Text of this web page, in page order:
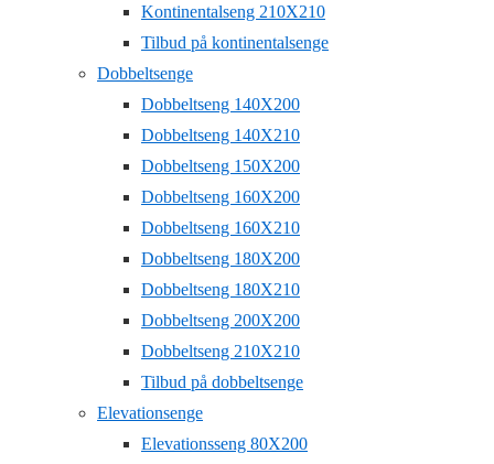
Kontinentalseng 210X210
Tilbud på kontinentalsenge
Dobbeltsenge
Dobbeltseng 140X200
Dobbeltseng 140X210
Dobbeltseng 150X200
Dobbeltseng 160X200
Dobbeltseng 160X210
Dobbeltseng 180X200
Dobbeltseng 180X210
Dobbeltseng 200X200
Dobbeltseng 210X210
Tilbud på dobbeltsenge
Elevationsenge
Elevationsseng 80X200